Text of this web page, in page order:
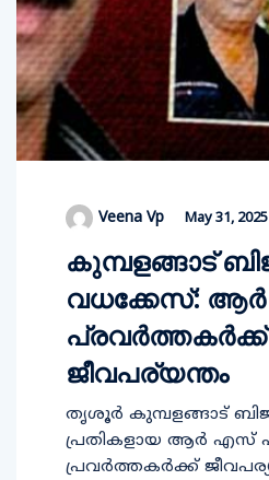
Veena Vp May 31, 2025
കുമ്പളങ്ങാട്
വധക്കേസ്:
പ്രവര്‍ത്തകര്‍ക്ക്
ജീവപര്യന്തം
തൃശൂര്‍ കുമ്പളങ്ങാട്
പ്രതികളായ ആര്‍
പ്രവര്‍ത്തകര്‍ക്ക്